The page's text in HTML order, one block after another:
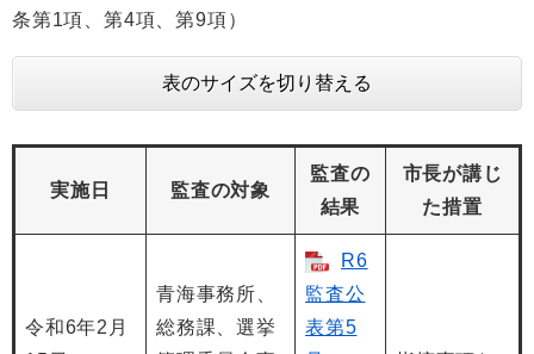
条第1項、第4項、第9項）
表のサイズを切り替える
実施日 監査の対象
監査の
結果
市長が講じ
た措置
令和6年2月
青海事務所、
総務課、選挙
R6
監査公
表第5